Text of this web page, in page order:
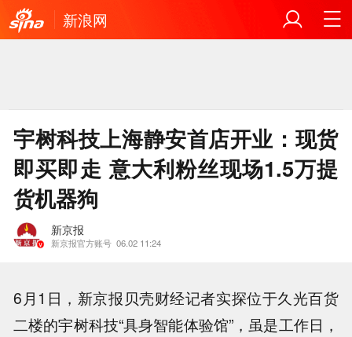
新浪网
宇树科技上海静安首店开业：现货
即买即走 意大利粉丝现场1.5万提
货机器狗
新京报
新京报官方账号 06.02 11:24
6月1日，新京报贝壳财经记者实探位于久光百货
二楼的宇树科技“具身智能体验馆”，虽是工作日，